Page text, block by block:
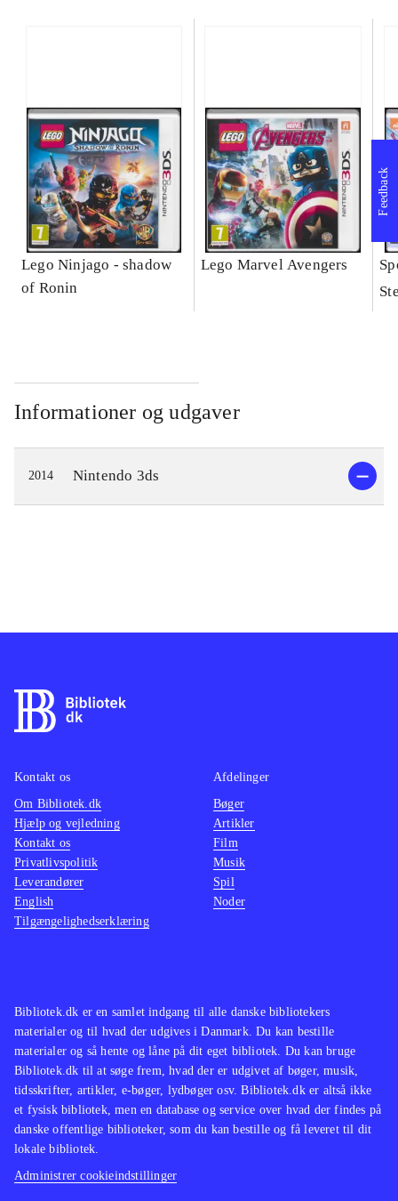
Lego Ninjago - shadow
of Ronin
Lego Marvel Avengers
Informationer og udgaver
2014 Nintendo 3ds
Feedback
Bibliotek.dk er en samlet indgang til alle danske bibliotekers
materialer og til hvad der udgives i Danmark. Du kan bestille
materialer og så hente og låne på dit eget bibliotek. Du kan bruge
Bibliotek.dk til at søge frem, hvad der er udgivet af bøger, musik,
tidsskrifter, artikler, e-bøger, lydbøger osv. Bibliotek.dk er altså ikke
et fysisk bibliotek, men en database og service over hvad der findes på
danske offentlige biblioteker, som du kan bestille og få leveret til dit
lokale bibliotek.
Administrer cookieindstillinger
Kontakt os
Om Bibliotek.dk
Hjælp og vejledning
Kontakt os
Privatlivspolitik
Leverandører
English
Tilgængelighedserklæring
Afdelinger
Bøger
Artikler
Film
Musik
Spil
Noder